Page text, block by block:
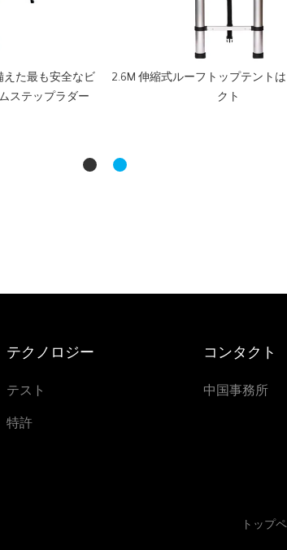
えた最も安全なビ
ステップラダー
2.6M 伸縮式ルーフトップテント
クト
テクノロジー
テスト
特許
コンタクト
中国事務所
トップ